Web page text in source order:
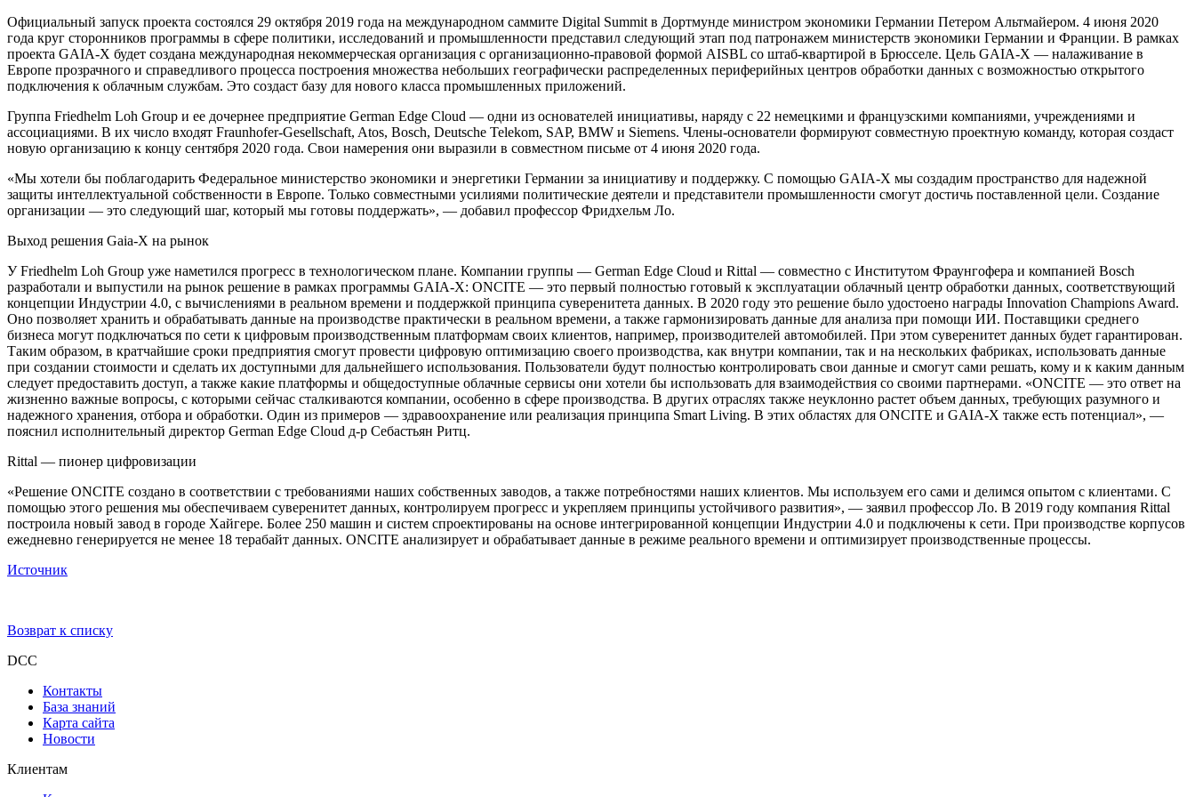
Официальный запуск проекта состоялся 29 октября 2019 года на международном саммите Digital Summit в Дортмунде министром экономики Германии Петером Альтмайером. 4 июня 2020
года круг сторонников программы в сфере политики, исследований и промышленности представил следующий этап под патронажем министерств экономики Германии и Франции. В рамках
проекта GAIA-X будет создана международная некоммерческая организация с организационно-правовой формой AISBL со штаб-квартирой в Брюсселе. Цель GAIA-X — налаживание в
Европе прозрачного и справедливого процесса построения множества небольших географически распределенных периферийных центров обработки данных с возможностью открытого
подключения к облачным службам. Это создаст базу для нового класса промышленных приложений.
Группа Friedhelm Loh Group и ее дочернее предприятие German Edge Cloud — одни из основателей инициативы, наряду с 22 немецкими и французскими компаниями, учреждениями и
ассоциациями. В их число входят Fraunhofer-Gesellschaft, Atos, Bosch, Deutsche Telekom, SAP, BMW и Siemens. Члены-основатели формируют совместную проектную команду, которая создаст
новую организацию к концу сентября 2020 года. Свои намерения они выразили в совместном письме от 4 июня 2020 года.
«Мы хотели бы поблагодарить Федеральное министерство экономики и энергетики Германии за инициативу и поддержку. С помощью GAIA-X мы создадим пространство для надежной
защиты интеллектуальной собственности в Европе. Только совместными усилиями политические деятели и представители промышленности смогут достичь поставленной цели. Создание
организации — это следующий шаг, который мы готовы поддержать», — добавил профессор Фридхельм Ло.
Выход решения Gaia-X на рынок
У Friedhelm Loh Group уже наметился прогресс в технологическом плане. Компании группы — German Edge Cloud и Rittal — совместно с Институтом Фраунгофера и компанией Bosch
разработали и выпустили на рынок решение в рамках программы GAIA-X: ONCITE — это первый полностью готовый к эксплуатации облачный центр обработки данных, соответствующий
концепции Индустрии 4.0, с вычислениями в реальном времени и поддержкой принципа суверенитета данных. В 2020 году это решение было удостоено награды Innovation Champions Award.
Оно позволяет хранить и обрабатывать данные на производстве практически в реальном времени, а также гармонизировать данные для анализа при помощи ИИ. Поставщики среднего
бизнеса могут подключаться по сети к цифровым производственным платформам своих клиентов, например, производителей автомобилей. При этом суверенитет данных будет гарантирован.
Таким образом, в кратчайшие сроки предприятия смогут провести цифровую оптимизацию своего производства, как внутри компании, так и на нескольких фабриках, использовать данные
при создании стоимости и сделать их доступными для дальнейшего использования. Пользователи будут полностью контролировать свои данные и смогут сами решать, кому и к каким данным
следует предоставить доступ, а также какие платформы и общедоступные облачные сервисы они хотели бы использовать для взаимодействия со своими партнерами. «ONCITE — это ответ на
жизненно важные вопросы, с которыми сейчас сталкиваются компании, особенно в сфере производства. В других отраслях также неуклонно растет объем данных, требующих разумного и
надежного хранения, отбора и обработки. Один из примеров — здравоохранение или реализация принципа Smart Living. В этих областях для ONCITE и GAIA-X также есть потенциал», —
пояснил исполнительный директор German Edge Cloud д-р Себастьян Ритц.
Rittal — пионер цифровизации
«Решение ONCITE создано в соответствии с требованиями наших собственных заводов, а также потребностями наших клиентов. Мы используем его сами и делимся опытом с клиентами. С
помощью этого решения мы обеспечиваем суверенитет данных, контролируем прогресс и укрепляем принципы устойчивого развития», — заявил профессор Ло. В 2019 году компания Rittal
построила новый завод в городе Хайгере. Более 250 машин и систем спроектированы на основе интегрированной концепции Индустрии 4.0 и подключены к сети. При производстве корпусов
ежедневно генерируется не менее 18 терабайт данных. ONCITE анализирует и обрабатывает данные в режиме реального времени и оптимизирует производственные процессы.
Источник
Возврат к списку
DCC
Контакты
База знаний
Карта сайта
Новости
Клиентам